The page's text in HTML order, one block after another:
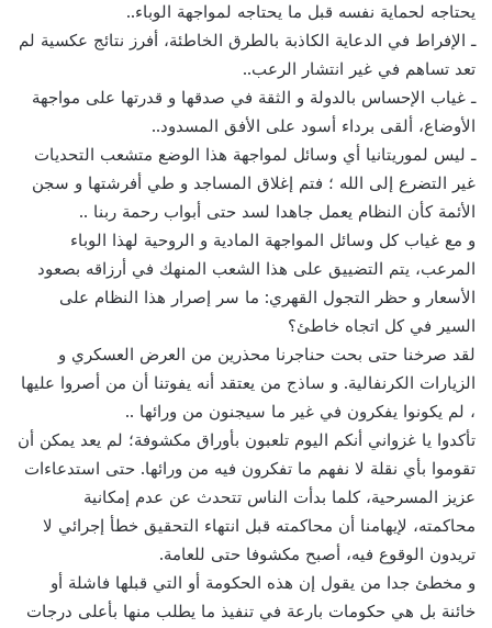
يحتاجه لحماية نفسه قبل ما يحتاجه لمواجهة الوباء..
ـ الإفراط في الدعاية الكاذبة بالطرق الخاطئة، أفرز نتائج عكسية لم
تعد تساهم في غير انتشار الرعب..
ـ غياب الإحساس بالدولة و الثقة في صدقها و قدرتها على مواجهة
الأوضاع، ألقى برداء أسود على الأفق المسدود..
ـ ليس لموريتانيا أي وسائل لمواجهة هذا الوضع متشعب التحديات
غير التضرع إلى الله ؛ فتم إغلاق المساجد و طي أفرشتها و سجن
الأئمة كأن النظام يعمل جاهدا لسد حتى أبواب رحمة ربنا ..
و مع غياب كل وسائل المواجهة المادية و الروحية لهذا الوباء
المرعب، يتم التضييق على هذا الشعب المنهك في أرزاقه بصعود
الأسعار و حظر التجول القهري: ما سر إصرار هذا النظام على
السير في كل اتجاه خاطئ؟
لقد صرخنا حتى بحت حناجرنا محذرين من العرض العسكري و
الزيارات الكرنفالية. و ساذج من يعتقد أنه يفوتنا أن من أصروا عليها
، لم يكونوا يفكرون في غير ما سيجنون من ورائها ..
تأكدوا يا غزواني أنكم اليوم تلعبون بأوراق مكشوفة؛ لم يعد يمكن أن
تقوموا بأي نقلة لا نفهم ما تفكرون فيه من ورائها. حتى استدعاءات
عزيز المسرحية، كلما بدأت الناس تتحدث عن عدم إمكانية
محاكمته، لإيهامنا أن محاكمته قبل انتهاء التحقيق خطأ إجرائي لا
تريدون الوقوع فيه، أصبح مكشوفا حتى للعامة.
و مخطئ جدا من يقول إن هذه الحكومة أو التي قبلها فاشلة أو
خائنة بل هي حكومات بارعة في تنفيذ ما يطلب منها بأعلى درجات